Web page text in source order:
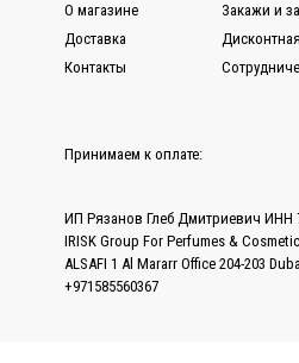
О магазине
Доставка
Контакты
Закажи и
Принимаем к оплате:
ИП Рязанов Глеб Дмитриевич ИНН
IRISK Group For Perfumes &
ALSAFI 1 Al Mararr Office 204-203
+971585560367